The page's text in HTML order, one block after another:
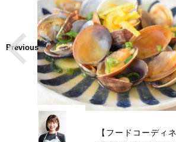
Previous
【フードコーディ